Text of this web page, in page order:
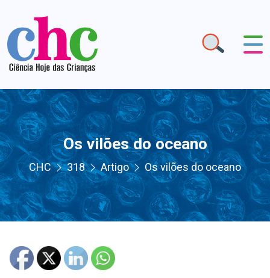
Os vilões do oceano
CHC 318 Artigo Os vilões do oceano